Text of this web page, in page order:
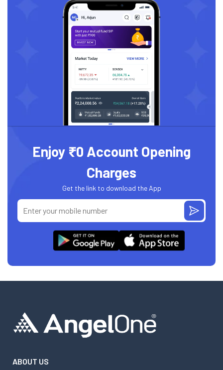
Enjoy ₹0 Account Opening
Charges
Get the link to download the App
ABOUT US